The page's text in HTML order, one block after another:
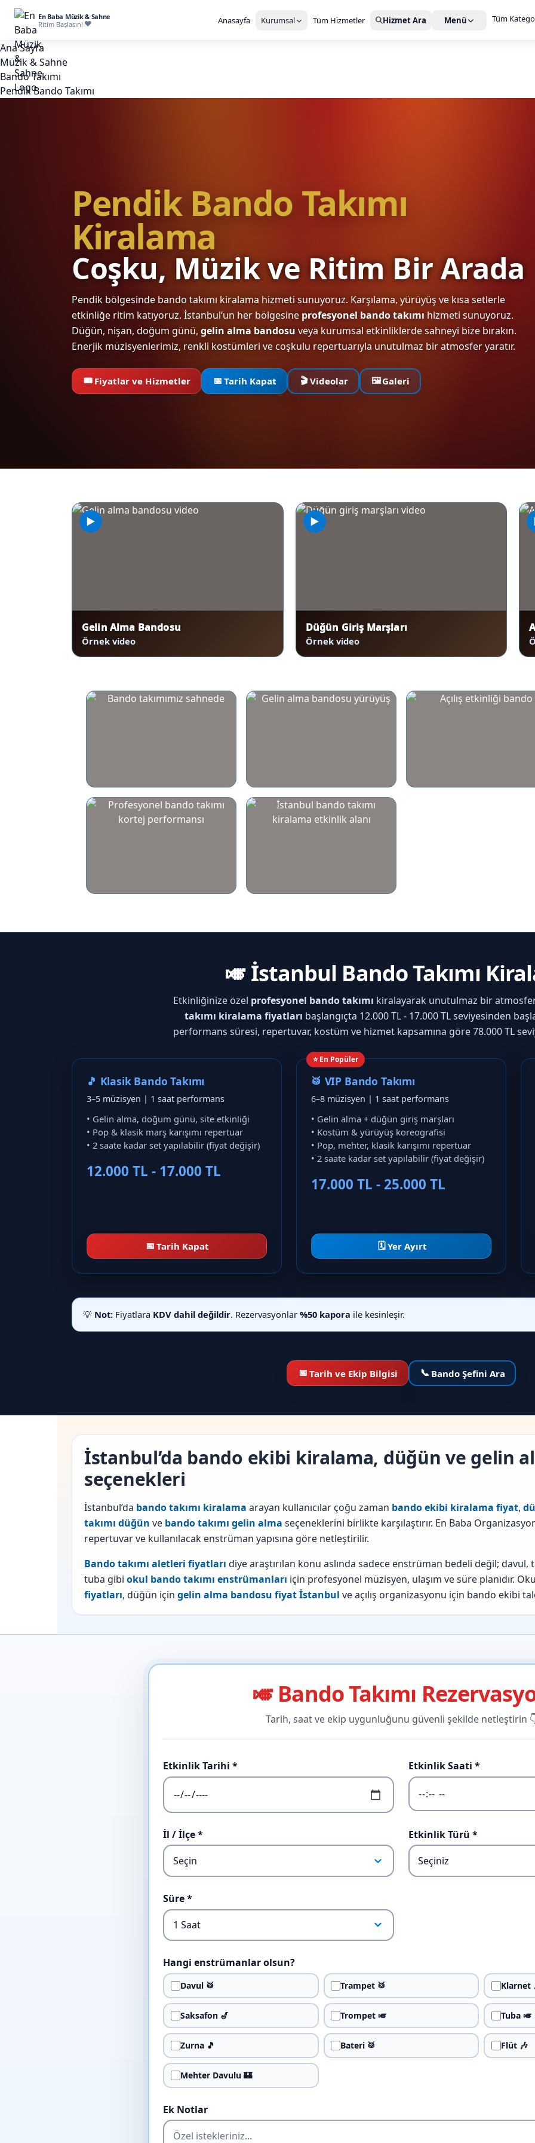
En Baba Müzik & Sahne
Ritim Başlasın!
Anasayfa Kurumsal Tüm Hizmetler Hizmet Ara Menü Tüm
Ana Sayfa
Müzik & Sahne
Bando Takımı
Pendik Bando Takımı
Pendik Bando Takımı
Kiralama
Coşku, Müzik ve Ritim Bir Arada
Pendik bölgesinde bando takımı kiralama hizmeti sunuyoruz. Karşılama, yürüyüş ve kısa setlerle
etkinliğe ritim katıyoruz. İstanbul’un her bölgesine profesyonel bando takımı hizmeti sunuyoruz.
Düğün, nişan, doğum günü, gelin alma bandosu veya kurumsal etkinliklerde sahneyi bize bırakın.
Enerjik müzisyenlerimiz, renkli kostümleri ve coşkulu repertuarıyla unutulmaz bir atmosfer yaratır.
🎟️ Fiyatlar ve Hizmetler 📅 Tarih Kapat 🎬 Videolar 🖼️Galeri
▶
Gelin Alma Bandosu
Örnek video
▶
Düğün Giriş Marşları
Örnek video
🎺 İstanbul Bando Takımı
Etkinliğinize özel profesyonel bando takımı kiralayarak unutulmaz bir
takımı kiralama fiyatları başlangıçta 12.000 TL - 17.000 TL seviyesinden
performans süresi, repertuvar, kostüm ve hizmet kapsamına göre 78.000 TL
🎵 Klasik Bando Takımı
3–5 müzisyen | 1 saat performans
• Gelin alma, doğum günü, site etkinliği
• Pop & klasik marş karışımı repertuar
• 2 saate kadar set yapılabilir (fiyat değişir)
12.000 TL - 17.000 TL
📅 Tarih Kapat
⭐ En Popüler
🥁 VIP Bando Takımı
6–8 müzisyen | 1 saat performans
• Gelin alma + düğün giriş marşları
• Kostüm & yürüyüş koreografisi
• Pop, mehter, klasik karışımı repertuar
• 2 saate kadar set yapılabilir (fiyat değişir)
17.000 TL - 25.000 TL
🗓️ Yer Ayırt
💡 Not:Fiyatlara KDV dahil değildir. Rezervasyonlar %50 kapora ile kesinleşir.
📅 Tarih ve Ekip Bilgisi 📞 Bando Şefini Ara
İstanbul’da bando ekibi kiralama, düğün ve gelin
seçenekleri
İstanbul’da bando takımı kiralama arayan kullanıcılar çoğu zaman bando ekibi kiralama fiyat,
takımı düğün ve bando takımı gelin alma seçeneklerini birlikte karşılaştırır. En Baba
repertuvar ve kullanılacak enstrüman yapısına göre netleştirilir.
Bando takımı aletleri fiyatları diye araştırılan konu aslında sadece enstrüman bedeli değil;
tuba gibi okul bando takımı enstrümanları için profesyonel müzisyen, ulaşım ve süre planıdır.
fiyatları, düğün için gelin alma bandosu fiyat İstanbul ve açılış organizasyonu için bando ekibi
🎺 Bando Takımı
Tarih, saat ve ekip uygunluğunu güvenli şekilde netleştirin
Etkinlik Tarihi * Etkinlik Saati *
İl / İlçe * Etkinlik Türü *
Süre *
Hangi enstrümanlar olsun?
Davul 🥁 Trampet 🥁 Klarnet
Saksafon 🎷 Trompet 🎺 Tuba 🎺
Zurna 🎵 Bateri 🥁 Flüt 🎶
Mehter Davulu 🏰
Ek Notlar